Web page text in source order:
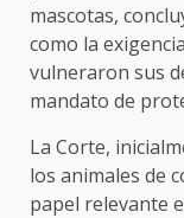
mascotas,
como la
vulneraron sus
mandato de
La Corte,
los animales de
papel relevante